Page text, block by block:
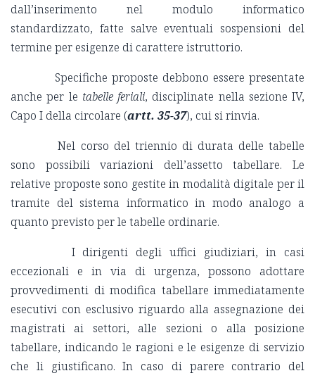
dall’inserimento nel modulo informatico
standardizzato, fatte salve eventuali sospensioni del
termine per esigenze di carattere istruttorio.
Specifiche proposte debbono essere presentate
anche per le tabelle feriali, disciplinate nella sezione IV,
Capo I della circolare (artt. 35-37), cui si rinvia.
Nel corso del triennio di durata delle tabelle
sono possibili variazioni dell’assetto tabellare. Le
relative proposte sono gestite in modalità digitale per il
tramite del sistema informatico in modo analogo a
quanto previsto per le tabelle ordinarie.
I dirigenti degli uffici giudiziari, in casi
eccezionali e in via di urgenza, possono adottare
provvedimenti di modifica tabellare immediatamente
esecutivi con esclusivo riguardo alla assegnazione dei
magistrati ai settori, alle sezioni o alla posizione
tabellare, indicando le ragioni e le esigenze di servizio
che li giustificano. In caso di parere contrario del